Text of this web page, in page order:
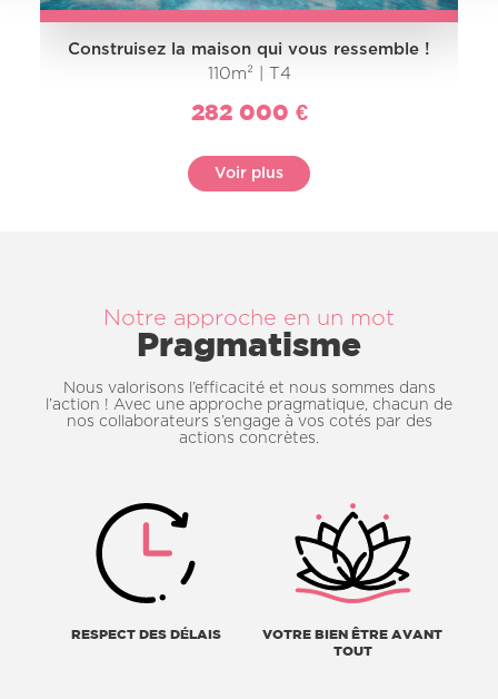
Construisez la maison qui vous ressemble !
110m² | T4
282 000 €
Voir plus
Notre approche en un mot
Pragmatisme
Nous valorisons l’efficacité et nous sommes dans
l’action ! Avec une approche pragmatique, chacun de
nos collaborateurs s’engage à vos cotés par des
actions concrètes.
RESPECT DES DÉLAIS
VOTRE BIEN ÊTRE AVANT
TOUT